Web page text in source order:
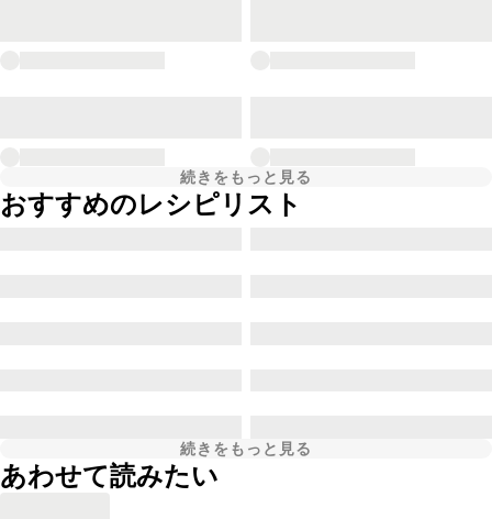
続きをもっと見る
おすすめのレシピリスト
続きをもっと見る
あわせて読みたい